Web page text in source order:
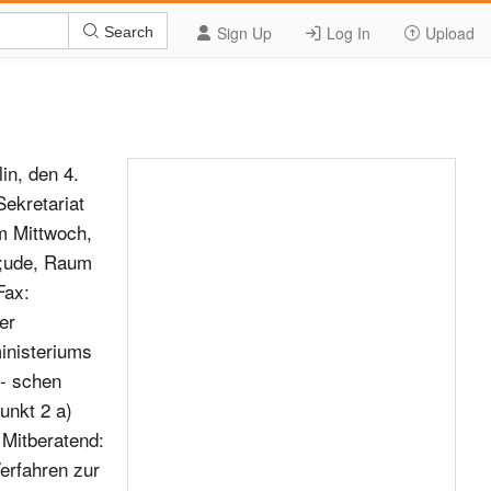
Sign Up Log In Upload
Search
am Montag, dem 1. M&#228;rz 2021 von 14.00 bis 16.00 Uhr 19. Wahlperiode Tagesordnung Seite 5 von 13 119. Sitzung Ausschuss f&#252;r Inneres und Heimat Tagesordnungspunkt 7 Gesetzentwurf der Bundesregierung Federf&#252;hrend: Ausschuss f&#252;r Recht und Verbraucherschutz Entwurf eines … Gesetzes zur &#196;nderung des Straf- Mitberatend: gesetzbuches – Umsetzung der Richtlinie (EU) Ausschuss f&#252;r Inneres und Heimat 2019/713 des Europ&#228;ischen Parlaments und des Ausschuss Digitale Agenda Rates vom 17. April 2019 zur Bek&#228;mpfung von Ausschuss f&#252;r die Angelegenheiten der Betrug und F&#228;lschung im Zusammenhang mit un- Europ&#228;ischen Union baren Zahlungsmitteln und zur Ersetzung des Berichterstatter/in: Rahmenbeschlusses 2001/413/JI des Rates Abg. Axel M&#252;ller [CDU/CSU] Abg. Mahmut &#214;zdemir (Duisburg) [SPD] BT-Drucksache 19/25631 Abg. Dr. Bernd Baumann [AfD] Abg. Konstantin Kuhle [FDP] Abg. Ulla Jelpke [DIE LINKE.] Abg. Dr. Irene Mihalic [B&#220;NDNIS 90/DIE GR&#220;NEN] Frist f&#252;r die Abgabe der Voten: 10.02.2021 Tage